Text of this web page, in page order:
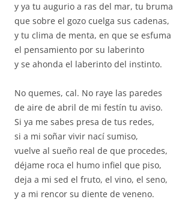
y ya tu augurio a ras del mar, tu bruma
que sobre el gozo cuelga sus cadenas,
y tu clima de menta, en que se esfuma
el pensamiento por su laberinto
y se ahonda el laberinto del instinto.
No quemes, cal. No raye las paredes
de aire de abril de mi festín tu aviso.
Si ya me sabes presa de tus redes,
si a mi soñar vivir nací sumiso,
vuelve al sueño real de que procedes,
déjame roca el humo infiel que piso,
deja a mi sed el fruto, el vino, el seno,
y a mi rencor su diente de veneno.